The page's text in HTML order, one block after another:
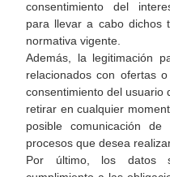
consentimiento del
para llevar a cabo dichos
normativa vigente.
Además, la legitimación
relacionados con ofertas
consentimiento del usuario
retirar en cualquier
posible comunicación
procesos que desea
Por último, los datos